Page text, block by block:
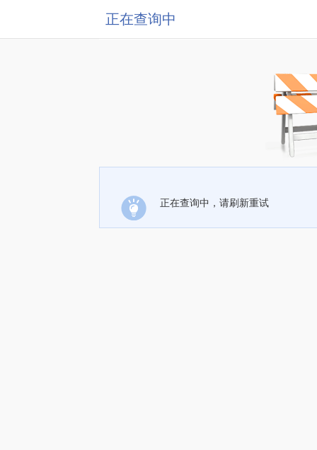
正在查询中
正在查询中，请刷新重试